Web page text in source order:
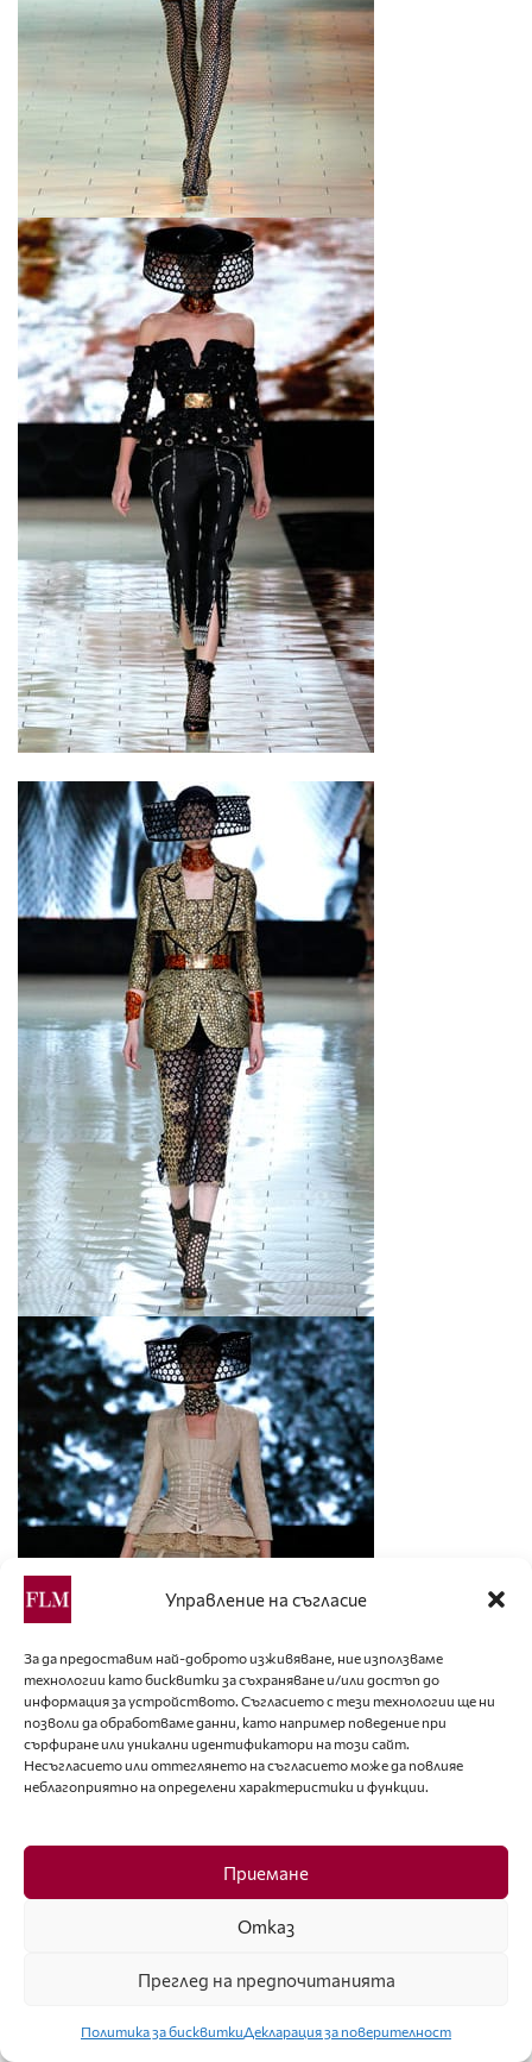
Управление на съгласие
За да предоставим най-доброто изживяване, ние използваме
технологии като бисквитки за съхраняване и/или достъп до
информация за устройството. Съгласието с тези технологии ще ни
позволи да обработваме данни, като например поведение при
сърфиране или уникални идентификатори на този сайт.
Несъгласието или оттеглянето на съгласието може да повлияе
неблагоприятно на определени характеристики и функции.
Приемане
Отказ
Преглед на предпочитанията
Политика за бисквиткиДекларация за поверителност